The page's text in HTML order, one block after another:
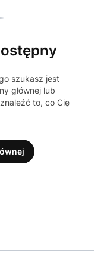
szukasz jest
głównej lub
to, co Cię